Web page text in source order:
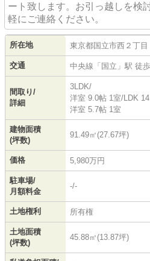
ート致します。お引っ越しを検
軽にご連絡ください。
所在地 東京都国立市西 ２丁目
交通 中央線 「 国立 」駅 徒
間取り/
詳細
3LDK/
洋室 9.0帖 1室/ LDK
洋室 5.7帖 1室
建物面積
(坪数)
91.49㎡(27.67坪)
価格 5,980万円
駐車場/
月額料金
-/-
土地権利 所有権
土地面積
(坪数)
45.88㎡(13.87坪)